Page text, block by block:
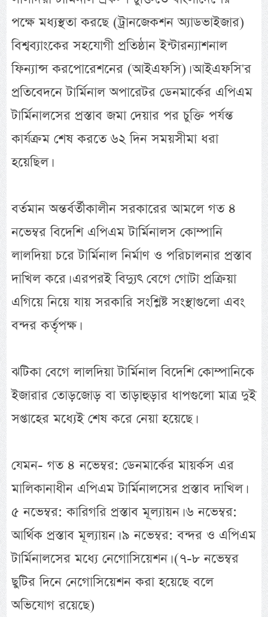
পক্ষে মধ্যস্থতা করছে (ট্রানজেকশন অ্যাডভাইজার)
বিশ্বব্যাংকের সহযোগী প্রতিষ্ঠান ইন্টারন্যাশনাল
ফিন্যান্স করপোরেশনের (আইএফসি)। আইএফসি'র
প্রতিবেদনে টার্মিনাল অপারেটর ডেনমার্কের এপিএম
টার্মিনালসের প্রস্তাব জমা দেয়ার পর চুক্তি পর্যন্ত
কার্যক্রম শেষ করতে ৬২ দিন সময়সীমা ধরা
হয়েছিল।
বর্তমান অন্তর্বর্তীকালীন সরকারের আমলে গত ৪
নভেম্বর বিদেশি এপিএম টার্মিনালস কোম্পানি
লালদিয়া চরে টার্মিনাল নির্মাণ ও পরিচালনার প্রস্তাব
দাখিল করে। এরপরই বিদ্যুৎ বেগে গোটা প্রক্রিয়া
এগিয়ে নিয়ে যায় সরকারি সংশ্লিষ্ট সংস্থাগুলো এবং
বন্দর কর্তৃপক্ষ।
ঝটিকা বেগে লালদিয়া টার্মিনাল বিদেশি কোম্পানিকে
ইজারার তোড়জোড় বা তাড়াহুড়ার ধাপগুলো মাত্র দুই
সপ্তাহের মধ্যেই শেষ করে নেয়া হয়েছে।
যেমন- গত ৪ নভেম্বর: ডেনমার্কের মায়র্কস এর
মালিকানাধীন এপিএম টার্মিনালসের প্রস্তাব দাখিল।
৫ নভেম্বর: কারিগরি প্রস্তাব মূল্যায়ন। ৬ নভেম্বর:
আর্থিক প্রস্তাব মূল্যায়ন। ৯ নভেম্বর: বন্দর ও এপিএম
টার্মিনালসের মধ্যে নেগোসিয়েশন। (৭-৮ নভেম্বর
ছুটির দিনে নেগোসিয়েশন করা হয়েছে বলে
অভিযোগ রয়েছে)